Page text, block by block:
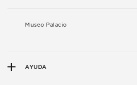
Museo Palacio
AYUDA